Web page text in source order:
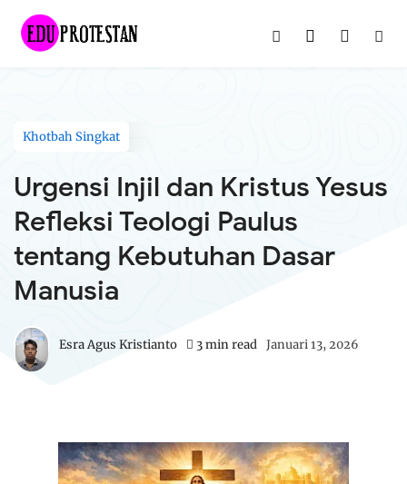
Khotbah Singkat
Urgensi Injil dan Kristus Yesus
Refleksi Teologi Paulus
tentang Kebutuhan Dasar
Manusia
Esra Agus Kristianto 3 min read Januari 13, 2026